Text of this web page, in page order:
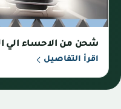
شحن من الاحساء الي
اقرأ التفاصيل